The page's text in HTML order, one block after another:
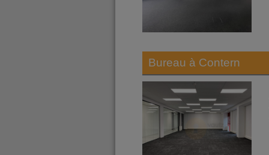
Bureau à Contern